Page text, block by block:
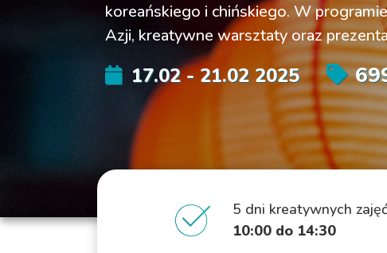
koreańskiego i chińskiego. W
Azji, kreatywne warsztaty oraz
17.02 - 21.02 2025
5 dni kreatywnych
10:00 do 14:30